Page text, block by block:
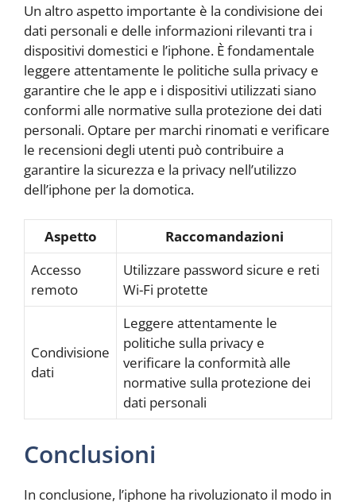
Un altro aspetto importante è la condivisione dei
dati personali e delle informazioni rilevanti tra i
dispositivi domestici e l’iphone. È fondamentale
leggere attentamente le politiche sulla privacy e
garantire che le app e i dispositivi utilizzati siano
conformi alle normative sulla protezione dei dati
personali. Optare per marchi rinomati e verificare
le recensioni degli utenti può contribuire a
garantire la sicurezza e la privacy nell’utilizzo
dell’iphone per la domotica.
Aspetto
Raccomandazioni
Accesso
remoto
Utilizzare password sicure e reti
Wi-Fi protette
Condivisione
dati
Leggere attentamente le
politiche sulla privacy e
verificare la conformità alle
normative sulla protezione dei
dati personali
Conclusioni
In conclusione, l’iphone ha rivoluzionato il modo in